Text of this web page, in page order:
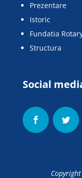
Prezentare
Istoric
Fundatia
Structura
Social